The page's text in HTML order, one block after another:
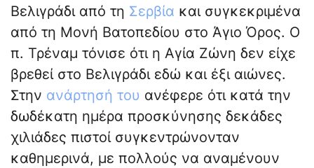
Βελιγράδι από τη Σερβία και συγκεκριμένα
από τη Μονή Βατοπεδίου στο Άγιο Όρος. Ο
π. Τρέναμ τόνισε ότι η Αγία Ζώνη δεν είχε
βρεθεί στο Βελιγράδι εδώ και έξι αιώνες.
Στην ανάρτησή του ανέφερε ότι κατά την
δωδέκατη ημέρα προσκύνησης δεκάδες
χιλιάδες πιστοί συγκεντρώνονταν
καθημερινά, με πολλούς να αναμένουν